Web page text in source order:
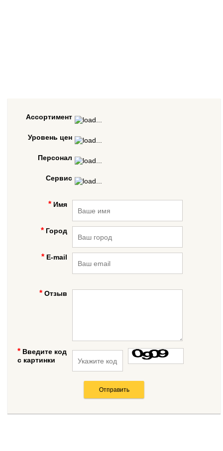
Ассортимент
Уровень цен
Персонал
Сервис
Имя
Город
E-mail
Отзыв
Введите код
с картинки